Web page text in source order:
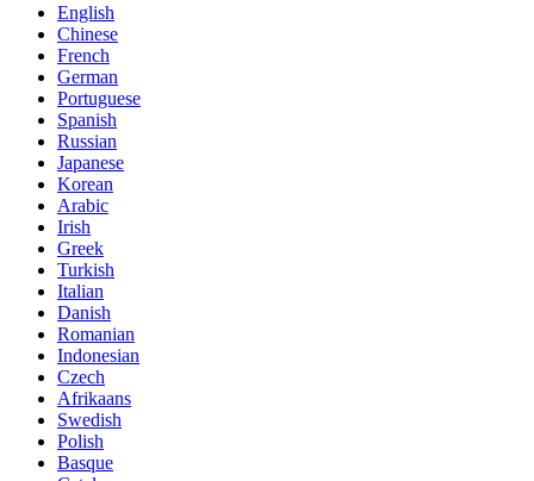
English
Chinese
French
German
Portuguese
Spanish
Russian
Japanese
Korean
Arabic
Irish
Greek
Turkish
Italian
Danish
Romanian
Indonesian
Czech
Afrikaans
Swedish
Polish
Basque